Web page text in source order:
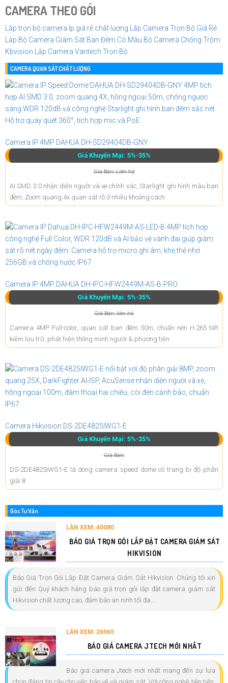
CAMERA THEO GÓI
Lắp trọn bộ camera Ip giá rẻ chất lượng
Lắp Camera Trọn Bộ Giá Rẻ
Lắp Bộ Camera Giám Sát Ban Đêm Có Màu Bộ Camera Chống Trộm
Kbvision
Lắp Camera Vantech Trọn Bộ
CAMERA QUAN SÁT CHẤT LƯỢNG
Camera IP 4MP DAHUA DH-SD29404DB-GNY
Giá Khuyến Mại: 5%-35%
Giá Bán: Liên hệ
AI SMD 3.0 nhận diện người và xe chính xác, Starlight ghi hình màu ban
đêm, Zoom quang 4x quan sát rõ ở nhiều khoảng cách
Camera IP 4MP DAHUA DH-IPC-HFW2449M-AS-B-PRO
Giá Khuyến Mại: 5%-35%
Giá Bán: liên hệ
Camera 4MP Full-color, quan sát ban đêm 50m, chuẩn nén H.265 tiết
kiệm lưu trữ, phát hiện thông minh người & phương tiện
Camera Hikvision DS-2DE4825IWG1-E
Giá Khuyến Mại: 5%-35%
Giá Bán:
DS-2DE4825IWG1-E là dòng camera speed dome có trang bị độ phân
giải 8
Góc Tư Vấn
LẦN XEM: 40080
BÁO GIÁ TRỌN GÓI LẮP ĐẶT CAMERA GIÁM SÁT
HIKVISION
Báo Giá Trọn Gói Lắp Đặt Camera Giám Sát Hikvision: Chúng tôi xin
gửi đến Quý khách hàng báo giá trọn gói lắp đặt camera giám sát
Hikvision chất lượng cao, đảm bảo an ninh tối đa...
LẦN XEM: 26965
BÁO GIÁ CAMERA JTECH MỚI NHẤT
Báo giá camera Jtech mới nhất mang đến sự lựa